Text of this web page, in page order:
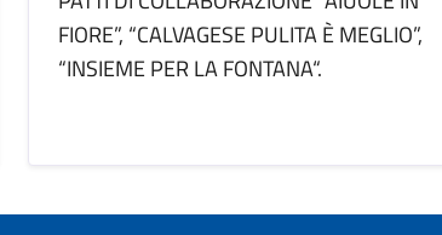
FIORE”, “CALVAGESE PULITA È MEGLIO”,
“INSIEME PER LA FONTANA“.